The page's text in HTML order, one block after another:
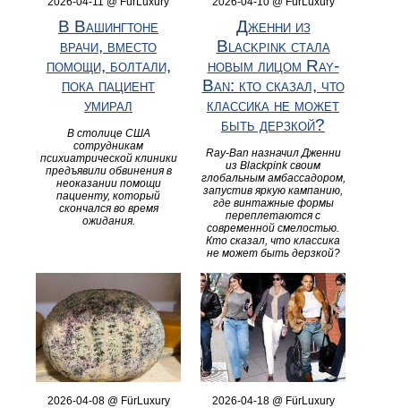
В Вашингтоне
врачи, вместо
помощи, болтали,
пока пациент
умирал
В столице США
сотрудникам
психиатрической клиники
предъявили обвинения в
неоказании помощи
пациенту, который
скончался во время
ожидания.
Дженни из
Blackpink стала
новым лицом Ray-
Ban: кто сказал, что
классика не может
быть дерзкой?
Ray-Ban назначил Дженни
из Blackpink своим
глобальным амбассадором,
запустив яркую кампанию,
где винтажные формы
переплетаются с
современной смелостью.
Кто сказал, что классика
не может быть дерзкой?
2026-04-08 @ FürLuxury 2026-04-18 @ FürLuxury